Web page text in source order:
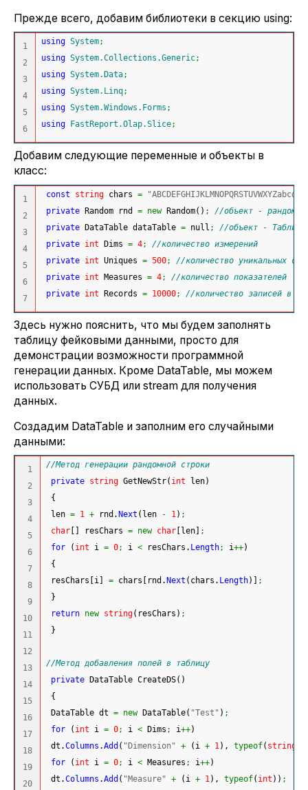
Прежде всего, добавим библиотеки в секцию using:
1
2
3
4
5
using System;
using System.Collections.Generic;
using System.Data;
using System.Linq;
using System.Windows.Forms ;
using
FastReport.Olap.Slice;
Добавим следующие переменные и объекты в
класс:
1
2
3
4
5
6
const string chars =
private Random rnd = new Random( ) ;
//объект -
private DataTable dataTable = null ;
//объект - Таблица
private int Dims = 4;
//количество измерений
private int Uniques = 500;
//количество уникальных
private int Measures = 4;
//количество показателей
private int Records = 10000; //количество записей в
Здесь нужно пояснить, что мы будем заполнять
таблицу фейковыми данными, просто для
демонстрации возможности программной
генерации данных. Кроме DataTable, мы можем
использовать СУБД или stream для получения
данных.
Создадим DataTable и заполним его случайными
данными:
1
2
3
4
5
6
7
8
9
10
11
12
13
14
15
16
17
18
19
20
//Метод генерации рандомной строки
private string GetNewStr( int len)
{
len = 1 + rnd. Next ( len - 1) ;
char
resChars = new char len
;
for
( int i = 0; i < resChars. Length; i++)
{
resChars
i = chars rnd. Next ( chars. Length)
;
}
return new string( resChars ) ;
}
//Метод добавления полей в таблицу
private DataTable CreateDS( )
{
DataTable dt = new DataTable( "Test" ) ;
for
( int i = 0; i < Dims ; i++)
dt.Columns .Add ( "Dimension" + ( i + 1) , typeof( string
for
( int i = 0; i < Measures ; i++)
dt.Columns .Add ( "Measure" + ( i + 1) , typeof( int ) ) ;